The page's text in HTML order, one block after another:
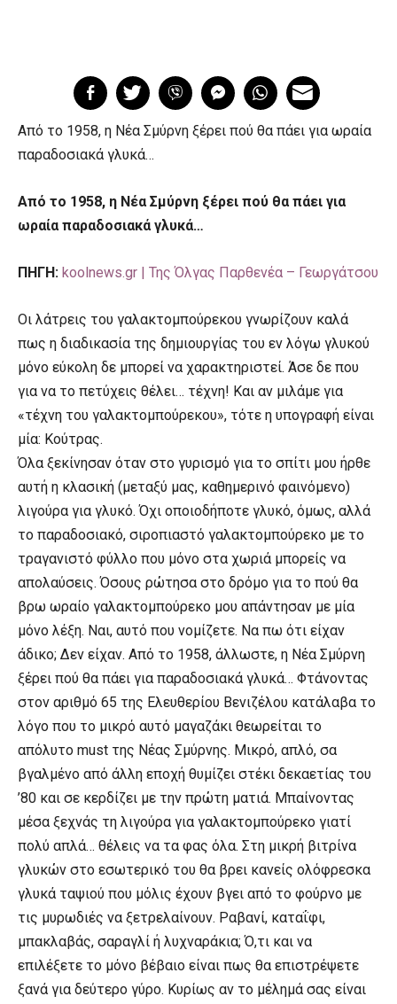
Από το 1958, η Νέα Σμύρνη ξέρει πού θα πάει για ωραία
παραδοσιακά γλυκά…
Από το 1958, η Νέα Σμύρνη ξέρει πού θα πάει για
ωραία παραδοσιακά γλυκά…
ΠΗΓΗ: koolnews.gr | Της Όλγας Παρθενέα – Γεωργάτσου
Οι λάτρεις του γαλακτομπούρεκου γνωρίζουν καλά
πως η διαδικασία της δημιουργίας του εν λόγω γλυκού
μόνο εύκολη δε μπορεί να χαρακτηριστεί. Άσε δε που
για να το πετύχεις θέλει… τέχνη! Και αν μιλάμε για
«τέχνη του γαλακτομπούρεκου», τότε η υπογραφή είναι
μία: Κούτρας.
Όλα ξεκίνησαν όταν στο γυρισμό για το σπίτι μου ήρθε
αυτή η κλασική (μεταξύ μας, καθημερινό φαινόμενο)
λιγούρα για γλυκό. Όχι οποιοδήποτε γλυκό, όμως, αλλά
το παραδοσιακό, σιροπιαστό γαλακτομπούρεκο με το
τραγανιστό φύλλο που μόνο στα χωριά μπορείς να
απολαύσεις. Όσους ρώτησα στο δρόμο για το πού θα
βρω ωραίο γαλακτομπούρεκο μου απάντησαν με μία
μόνο λέξη. Ναι, αυτό που νομίζετε. Να πω ότι είχαν
άδικο; Δεν είχαν. Από το 1958, άλλωστε, η Νέα Σμύρνη
ξέρει πού θα πάει για παραδοσιακά γλυκά… Φτάνοντας
στον αριθμό 65 της Ελευθερίου Βενιζέλου κατάλαβα το
λόγο που το μικρό αυτό μαγαζάκι θεωρείται το
απόλυτο must της Νέας Σμύρνης. Μικρό, απλό, σα
βγαλμένο από άλλη εποχή θυμίζει στέκι δεκαετίας του
’80 και σε κερδίζει με την πρώτη ματιά. Μπαίνοντας
μέσα ξεχνάς τη λιγούρα για γαλακτομπούρεκο γιατί
πολύ απλά… θέλεις να τα φας όλα. Στη μικρή βιτρίνα
γλυκών στο εσωτερικό του θα βρει κανείς ολόφρεσκα
γλυκά ταψιού που μόλις έχουν βγει από το φούρνο με
τις μυρωδιές να ξετρελαίνουν. Ραβανί, καταΐφι,
μπακλαβάς, σαραγλί ή λυχναράκια; Ό,τι και να
επιλέξετε το μόνο βέβαιο είναι πως θα επιστρέψετε
ξανά για δεύτερο γύρο. Κυρίως αν το μέλημά σας είναι